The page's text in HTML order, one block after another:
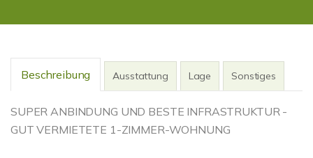
Beschreibung Ausstattung Lage Sonstiges
SUPER ANBINDUNG UND BESTE INFRASTRUKTUR -
GUT VERMIETETE 1-ZIMMER-WOHNUNG